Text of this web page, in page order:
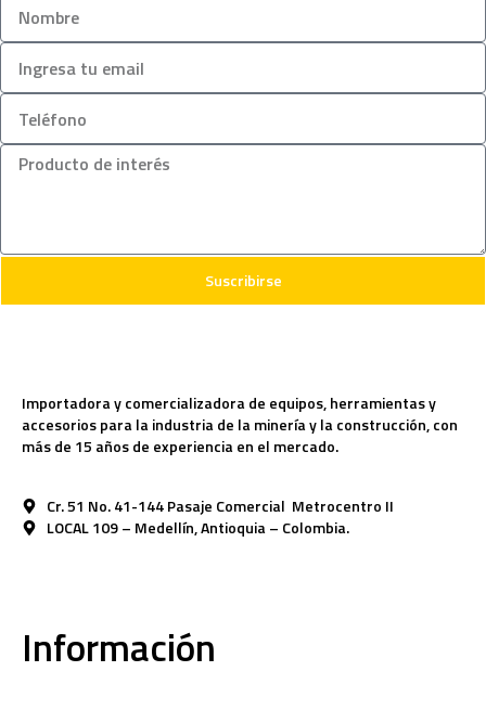
Suscribirse
Importadora y comercializadora de equipos, herramientas y
accesorios para la industria de la minería y la construcción, con
más de 15 años de experiencia en el mercado.
Cr. 51 No. 41-144 Pasaje Comercial Metrocentro II
LOCAL 109 – Medellín, Antioquia – Colombia.
Información